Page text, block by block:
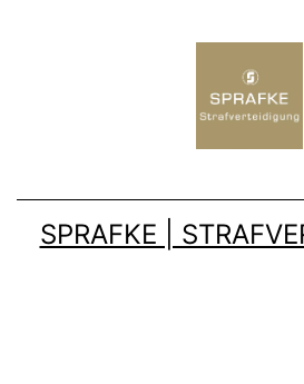
SPRAFKE |